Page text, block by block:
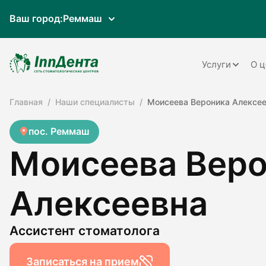
Ваш город:Реммаш
Услуги
Терапия
Ортодонтия
О
Главная Наши специалисты Моисеева Вероника
пос. Реммаш
Моисеева
Алексеевна
Ассистент стоматолога
Записаться на прием